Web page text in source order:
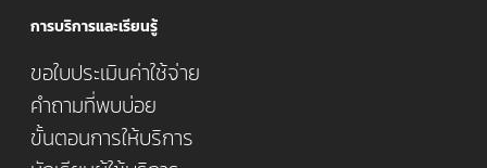
การบริการและเรียนรู้
ขอใบประเมินค่าใช้จ่าย
คำถามที่พบบ่อย
ขั้นตอนการให้บริการ